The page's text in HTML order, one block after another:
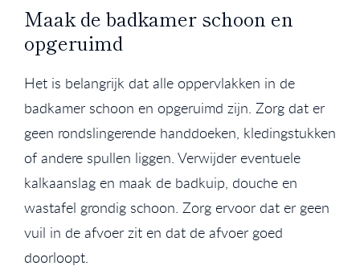
Maak de badkamer schoon en
opgeruimd
Het is belangrijk dat alle oppervlakken in de
badkamer schoon en opgeruimd zijn. Zorg dat er
geen rondslingerende handdoeken, kledingstukken
of andere spullen liggen. Verwijder eventuele
kalkaanslag en maak de badkuip, douche en
wastafel grondig schoon. Zorg ervoor dat er geen
vuil in de afvoer zit en dat de afvoer goed
doorloopt.